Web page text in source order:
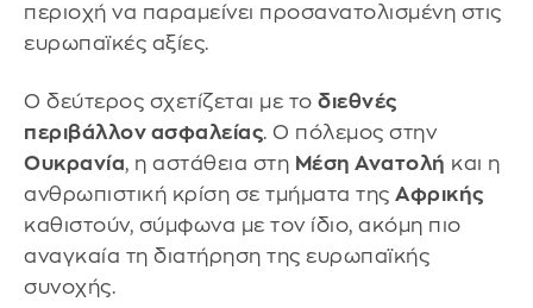
περιοχή να παραμείνει προσανατολισμένη στις
ευρωπαϊκές αξίες.
Ο δεύτερος σχετίζεται με το διεθνές
περιβάλλον ασφαλείας. Ο πόλεμος στην
Ουκρανία, η αστάθεια στη Μέση Ανατολή και η
ανθρωπιστική κρίση σε τμήματα της Αφρικής
καθιστούν, σύμφωνα με τον ίδιο, ακόμη πιο
αναγκαία τη διατήρηση της ευρωπαϊκής
συνοχής.